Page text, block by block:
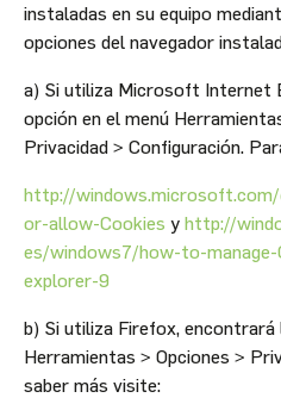
instaladas en su equipo
opciones del navegador
a) Si utiliza Microsoft Internet
opción en el menú
Privacidad > Configuración.
http://
or-allow-Cookies y http://
es/windows7/how-to-
explorer-9
b) Si utiliza Firefox, encontrará
Herramientas > Opciones >
saber más visite: